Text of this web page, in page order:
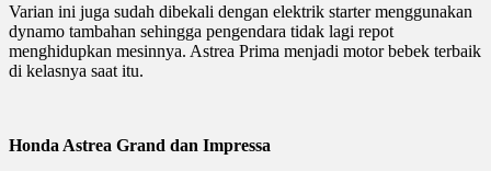
Varian ini juga sudah dibekali dengan elektrik starter menggunakan
dynamo tambahan sehingga pengendara tidak lagi repot
menghidupkan mesinnya. Astrea Prima menjadi motor bebek terbaik
di kelasnya saat itu.
Honda Astrea Grand dan Impressa